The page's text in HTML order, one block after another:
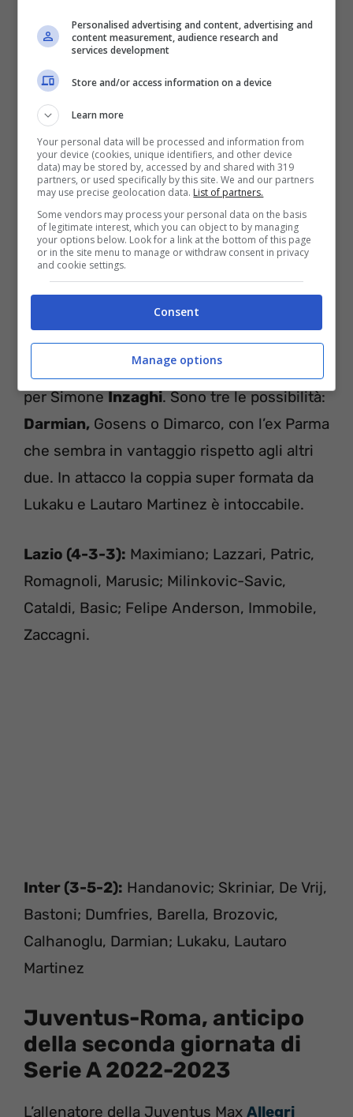
Inter (Instagram)
Parecchi dubbi da risolvere per Maurizio
Sarri, cominciando dal portiere titolare.
Torna Maximiano dalla squalifica, e
dovrebbe giocare lui al posto di Provedel. A
centrocampo si giocano una maglia da
titolare Basic eVecino. Luis Alberto
contende un posto da titolare a Zaccagni
Da risolvere un dubbio sulla fascia sinistra
per SimoneInzaghi. Sono tre le possibilità:
Darmian, Gosens o Dimarco, con l’ex Parma
che sembra in vantaggio rispetto agli altri
due. In attacco la coppia super formata da
Lukaku e Lautaro Martinez è intoccabile.
Lazio (4-3-3): Maximiano; Lazzari, Patric,
Romagnoli, Marusic; Milinkovic-Savic,
Cataldi, Basic; Felipe Anderson, Immobile,
Zaccagni.
Inter (3-5-2): Handanovic; Skriniar, De Vrij,
Bastoni; Dumfries, Barella, Brozovic,
Calhanoglu, Darmian; Lukaku, Lautaro
Martinez
Juventus-Roma, anticipo
della seconda giornata di
Serie A 2022-2023
L’allenatore della Juventus Max Allegri
Personalised advertising and content, advertising and
content measurement, audience research and
services development
Store and/or access information on a device
Learn more
Your personal data will be processed and information from
your device (cookies, unique identifiers, and other device
data) may be stored by, accessed by and shared with 319
partners, or used specifically by this site. We and our partners
may use precise geolocation data. List of partners.
Some vendors may process your personal data on the basis
of legitimate interest, which you can object to by managing
your options below. Look for a link at the bottom of this page
or in the site menu to manage or withdraw consent in privacy
and cookie settings.
Consent
Manage options